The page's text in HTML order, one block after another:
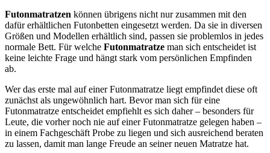
Futonmatratzen können übrigens nicht nur zusammen mit den
dafür erhältlichen Futonbetten eingesetzt werden. Da sie in diversen
Größen und Modellen erhältlich sind, passen sie problemlos in jedes
normale Bett. Für welche Futonmatratze man sich entscheidet ist
keine leichte Frage und hängt stark vom persönlichen Empfinden
ab.
Wer das erste mal auf einer Futonmatratze liegt empfindet diese oft
zunächst als ungewöhnlich hart. Bevor man sich für eine
Futonmatratze entscheidet empfiehlt es sich daher – besonders für
Leute, die vorher noch nie auf einer Futonmatratze gelegen haben –
in einem Fachgeschäft Probe zu liegen und sich ausreichend beraten
zu lassen, damit man lange Freude an seiner neuen Matratze hat.